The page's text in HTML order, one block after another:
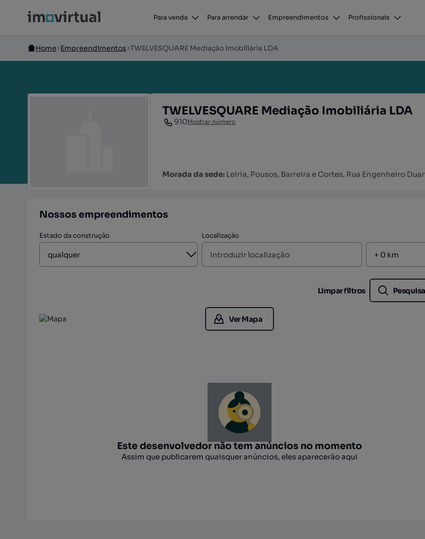
Para venda Para arrendar Empreendimentos Profissionais
Home Empreendimentos TWELVESQUARE Mediação Imobiliária LDA
TWELVESQUARE Mediação Imobiliária LDA
910Mostrar número
Morada da sede: Leiria, Pousos, Barreira e Cortes, Rua Engenheiro
Nossos empreendimentos
Estado da construção
Aberto
Localização
Limpar filtros
Ver Mapa
Este desenvolvedor não tem anúncios no momento
Assim que publicarem quaisquer anúncios, eles aparecerão aqui